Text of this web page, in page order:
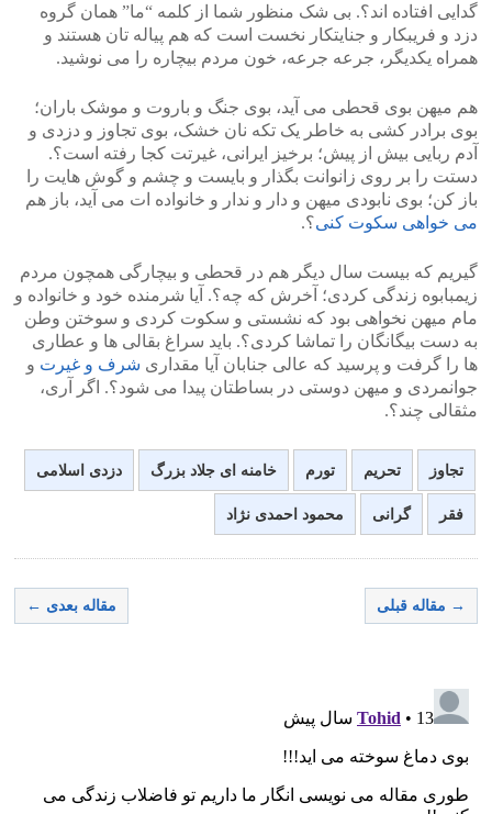
گدایی افتاده اند؟. بی شک منظور شما از کلمه “ما” همان گروه
دزد و فریبکار و جنایتکار نخست است که هم پیاله تان هستند و
همراه یکدیگر، جرعه جرعه، خون مردم بیچاره را می نوشید.
هم میهن بوی قحطی می آید، بوی جنگ و باروت و موشک باران؛
بوی برادر کشی به خاطر یک تکه نان خشک، بوی تجاوز و دزدی و
آدم ربایی بیش از پیش؛ برخیز ایرانی، غیرتت کجا رفته است؟.
دستت را بر روی زانوانت بگذار و بایست و چشم و گوش هایت را
باز کن؛ بوی نابودی میهن و دار و ندار و خانواده ات می آید، باز هم
می خواهی سکوت کنی؟.
گیریم که بیست سال دیگر هم در قحطی و بیچارگی همچون مردم
زیمبابوه زندگی کردی؛ آخرش که چه؟. آیا شرمنده خود و خانواده و
مام میهن نخواهی بود که نشستی و سکوت کردی و سوختن وطن
به دست بیگانگان را تماشا کردی؟. باید سراغ بقالی ها و عطاری
ها را گرفت و پرسید که عالی جنابان آیا مقداری شرف و غیرت و
جوانمردی و میهن دوستی در بساطتان پیدا می شود؟. اگر آری،
مثقالی چند؟.
تجاوز تحریم تورم خامنه ای جلاد بزرگ دزدی اسلامی
فقر گرانی محمود احمدی نژاد
→ مقاله قبلی مقاله بعدی ←